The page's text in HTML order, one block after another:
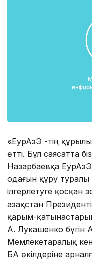
«ЕурАзЭҚ -тің
өтті. Бұл саясатта
Назарбаевқа
одағын құру туралы
ілгерлетуге қосқан
Қазақстан
қарым-
А. Лукашенко бүгін
Мемлекетаралық
БАҚ өкілдеріне